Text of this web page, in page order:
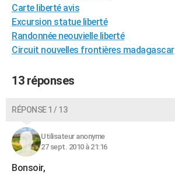
GUIDES D'ACHAT
BONS PLANS
Carte de Noël
Carte Bonne année
Carte Saint-Valentin
Carte Pâques
Carte d'anniversaire
DICTIONNAIRE
Dictionnaire
Biographies
Citations
Expressions
Proverbes
PROGRAMME TV
COPAINS D'AVANT
S'inscrire
Se connecter
Lycées
Collèges
Primaires
Universités
Entreprises
Service militaire
Avis de recherche
AVIS DE DÉCÈS
Carte liberté avis
Excursion statue liberté
Randonnée neouvielle liberté
Circuit nouvelles frontières madagascar
13 réponses
RÉPONSE 1 / 13
Utilisateur anonyme
27 sept. 2010 à 21:16
Bonsoir,